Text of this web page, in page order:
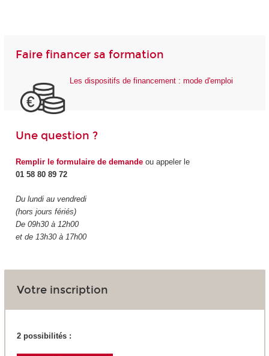
Faire financer sa formation
Les dispositifs de financement : mode d'emploi
Une question ?
Remplir le formulaire de demandeou appeler le
01 58 80 89 72
Du lundi au vendredi
(hors jours fériés)
De 09h30 à 12h00
et de 13h30 à 17h00
Votre inscription
2 possibilités :